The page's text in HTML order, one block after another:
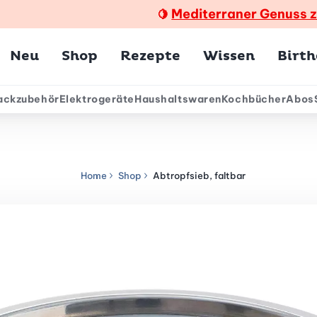
🍋 Mediterraner Genuss
Neu Shop Rezepte Wissen
ElektrogeräteHaushaltswarenKochbücherAbos
Home Shop Abtropfsieb, faltbar